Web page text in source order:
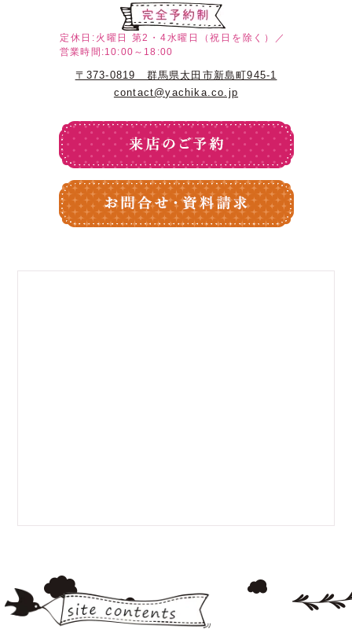
定休日:火曜日
第2・4水曜日（祝日を除く）／
営業時間:10:00～18:00
〒373-0819 群馬県太田市新島町945-1
contact@yachika.co.jp